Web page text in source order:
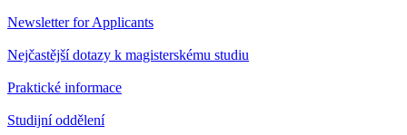
Newsletter for Applicants
Nejčastější dotazy k magisterskému studiu
Praktické informace
Studijní oddělení